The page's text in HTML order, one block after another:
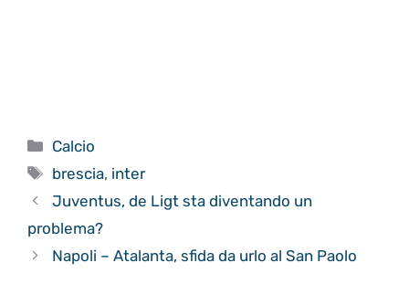
Categorie
Calcio
Tag
brescia, inter
Juventus, de Ligt sta diventando un
problema?
Napoli – Atalanta, sfida da urlo al San Paolo